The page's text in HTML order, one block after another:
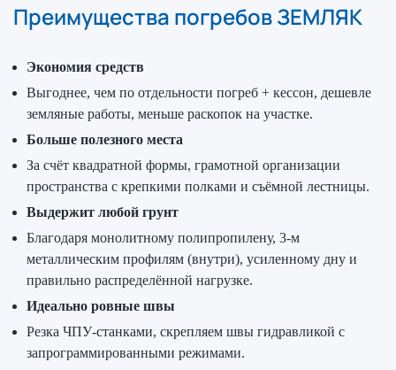
Преимущества погребов ЗЕМЛЯК
Экономия средств
Выгоднее, чем по отдельности погреб + кессон, дешевле
земляные работы, меньше раскопок на участке.
Больше полезного места
За счёт квадратной формы, грамотной организации
пространства с крепкими полками и съёмной лестницы.
Выдержит любой грунт
Благодаря монолитному полипропилену, 3-м
металлическим профилям (внутри), усиленному дну и
правильно распределённой нагрузке.
Идеально ровные швы
Резка ЧПУ-станками, скрепляем швы гидравликой с
запрограммированными режимами.